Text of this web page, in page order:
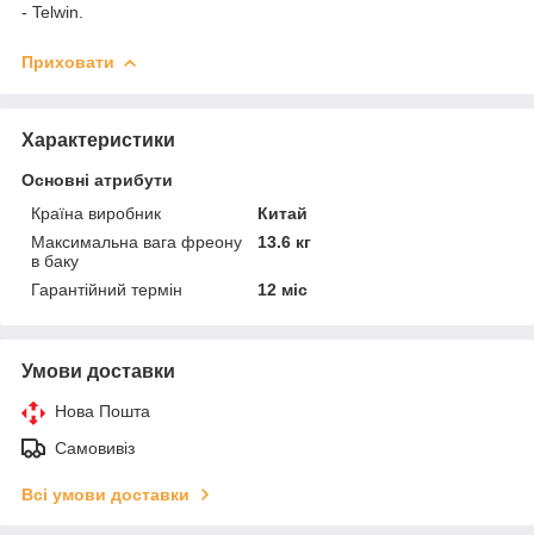
- Telwin.
Приховати
Характеристики
Основні атрибути
Країна виробник
Китай
Максимальна вага фреону
в баку
13.6 кг
Гарантійний термін 12 міс
Умови доставки
Нова Пошта
Самовивіз
Всі умови доставки